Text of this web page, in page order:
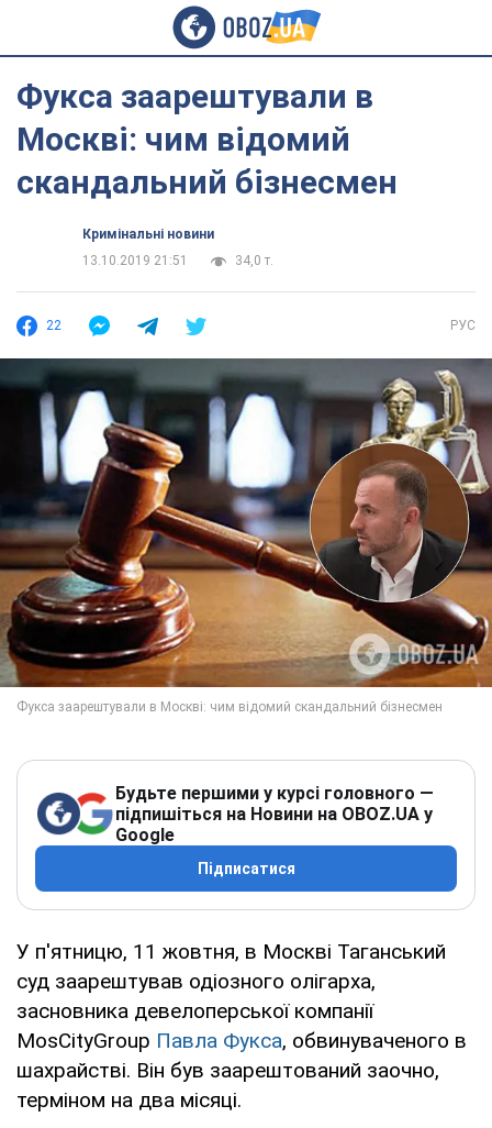
Фукса заарештували в
Москві: чим відомий
скандальний бізнесмен
Кримінальні новини
13.10.2019 21:51
34,0 т.
22 РУС
Будьте першими у курсі головного —
підпишіться на Новини на OBOZ.UA у
Google
Підписатися
У п'ятницю, 11 жовтня, в Москві Таганський
суд заарештував одіозного олігарха,
засновника девелоперської компанії
MosCityGroup Павла Фукса, обвинуваченого в
шахрайстві. Він був заарештований заочно,
терміном на два місяці.